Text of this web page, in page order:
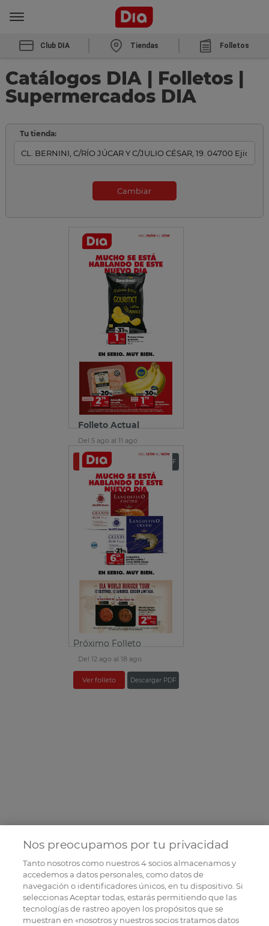
Club DIA Tiendas Folletos
Catálogos DIA | Folletos |
Supermercados DIA
Tu tienda:
Cambiar
Folleto Actual
Del 5 ago al 11 ago
Ver folleto Descargar PDF
Próximo Folleto
Del 12 ago al 18 ago
Ver folleto Descargar PDF
Nos preocupamos por tu privacidad
Tanto nosotros como nuestros4socios almacenamos y
accedemos a datos personales, como datos de
navegación o identificadores únicos, en tu dispositivo. Si
seleccionas Aceptar todas, estarás permitiendo que las
tecnologías de rastreo apoyen los propósitos que se
muestran en «nosotros y nuestros socios tratamos datos